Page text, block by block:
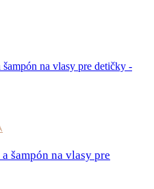
šampón na vlasy pre